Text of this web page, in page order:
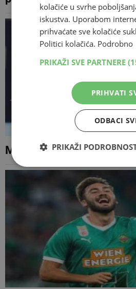
Marko Rog se vraća na
kolačiće u svrhe
iskustva. Uporabom
prihvaćate sve kolačiće
Politici kolačića. Podrobno
PRIKAŽI SVE PARTNERE
PRIHVATI
ODBACI
PRIKAŽI